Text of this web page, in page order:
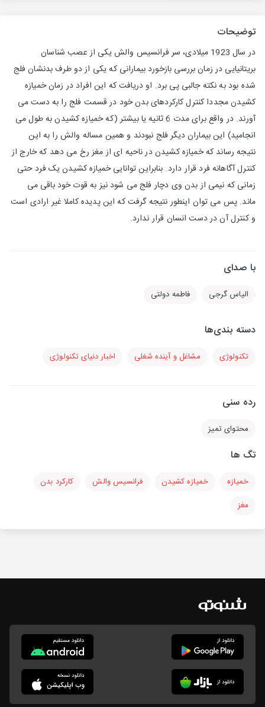
توضیحات
در سال 1923 میلادی، سر فرانسیس والش یکی از عصب شناسان
بریتانیایی در زمان بررسی بازخورد بیمارانی که یکی از دو طرف بدنشان فلج
شده بود به نکته جالبی پی برد. او دریافت که این افراد در زمان خمیازه
کشیدن مجددا کنترل کارکردهای بدن خود در قسمت فلج را به دست می
آورند. در واقع برای مدت 6 ثانیه یا بیشتر (که خمیازه کشیدن به طول می
انجامید) این بیماران دیگر فلج نبودند و همین مساله والش را به این
نتیجه رساند که خمیازه کشیدن در ناحیه ای از مغز رخ می دهد که خارج از
کنترل آگاهانه فرد قرار دارد. بنابراین توانایی خمیازه کشیدن یک فرد حتی
زمانی که نیمی از بدن وی دچار فلج می شود نیز به قوت خود باقی می
ماند. پس می توان اینطور نتیجه گرفت که این پدیده کاملا غیر ارادی است
و کنترل آن در دست انسان قرار ندارد.
با صدای
الیاس گرجی فاطمه دولتی
دسته بندی‌ها
تکنولوژی مشاغل و آینده شغلی اخبار دنیای تکنولوژی
رده سنی
محتوای تمیز
تگ ها
خمیازه خمیازه کشیدن فرانسیس والش
کارکرد بدن
مغز